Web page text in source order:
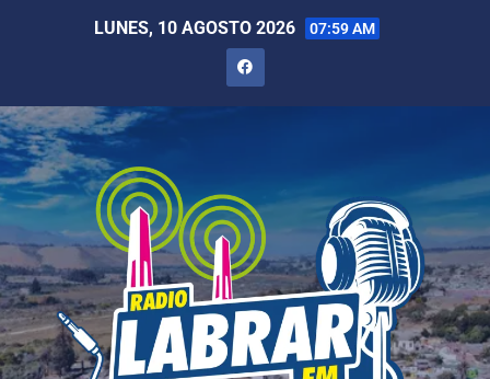
LUNES, 10 AGOSTO 2026 07:59 AM